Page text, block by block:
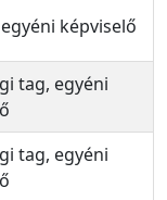
képviselő
tag, egyéni
tag, egyéni